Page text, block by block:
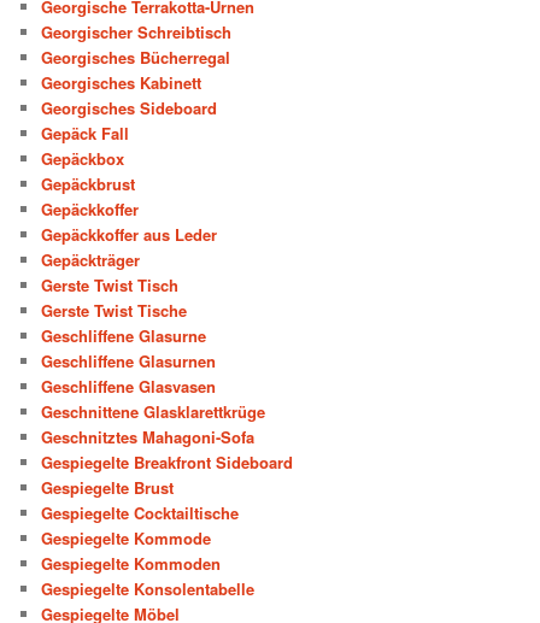
Georgische Terrakotta-Urnen
Georgischer Schreibtisch
Georgisches Bücherregal
Georgisches Kabinett
Georgisches Sideboard
Gepäck Fall
Gepäckbox
Gepäckbrust
Gepäckkoffer
Gepäckkoffer aus Leder
Gepäckträger
Gerste Twist Tisch
Gerste Twist Tische
Geschliffene Glasurne
Geschliffene Glasurnen
Geschliffene Glasvasen
Geschnittene Glasklarettkrüge
Geschnitztes Mahagoni-Sofa
Gespiegelte Breakfront Sideboard
Gespiegelte Brust
Gespiegelte Cocktailtische
Gespiegelte Kommode
Gespiegelte Kommoden
Gespiegelte Konsolentabelle
Gespiegelte Möbel